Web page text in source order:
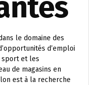
le domaine des
d’emploi
sport et les
de magasins en
est à la recherche